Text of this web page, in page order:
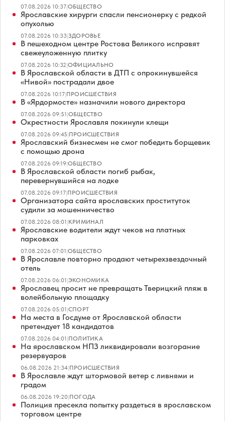
07.08.2026 10:37|ОБЩЕСТВО
Ярославские хирурги спасли пенсионерку с редкой
опухолью
07.08.2026 10:33|ЗДОРОВЬЕ
В пешеходном центре Ростова Великого исправят
свежеуложенную плитку
07.08.2026 10:32|ОФИЦИАЛЬНО
В Ярославской области в ДТП с опрокинувшейся
«Нивой» пострадали двое
07.08.2026 10:17|ПРОИСШЕСТВИЯ
В «Ярдормосте» назначили нового директора
07.08.2026 09:51|ОБЩЕСТВО
Окрестности Ярославля покинули клещи
07.08.2026 09:45|ПРОИСШЕСТВИЯ
Ярославский бизнесмен не смог победить борщевик
с помощью дрона
07.08.2026 09:19|ОБЩЕСТВО
В Ярославской области погиб рыбак,
перевернувшийся на лодке
07.08.2026 09:17|ПРОИСШЕСТВИЯ
Организатора сайта ярославских проституток
судили за мошенничество
07.08.2026 08:01|КРИМИНАЛ
Ярославские водители ждут чеков на платных
парковках
07.08.2026 07:01|ОБЩЕСТВО
В Ярославле повторно продают четырехзвездочный
отель
07.08.2026 06:01|ЭКОНОМИКА
Ярославец просит не превращать Тверицкий пляж в
волейбольную площадку
07.08.2026 05:01|СПОРТ
На места в Госдуме от Ярославской области
претендует 18 кандидатов
07.08.2026 04:01|ПОЛИТИКА
На ярославском НПЗ ликвидировали возгорание
резервуаров
06.08.2026 21:34|ПРОИСШЕСТВИЯ
В Ярославле ждут штормовой ветер с ливнями и
градом
06.08.2026 19:20|ПОГОДА
Полиция пресекла попытку раздеться в ярославском
торговом центре